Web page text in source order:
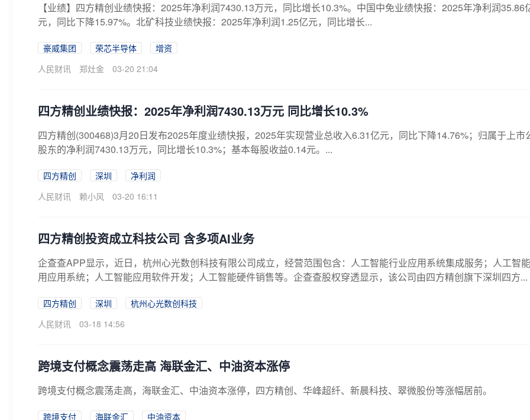
【业绩】四方精创业绩快报：2025年净利润7430.13万元，同比增长10.3%。中国中免业绩快报：2025年净利润35.86
元，同比下降15.97%。北矿科技业绩快报：2025年净利润1.25亿元，同比增长...
豪威集团 荣芯半导体
增资
人民财讯
郑灶金 03-20 21:04
四方精创业绩快报：2025年净利润7430.13万元 同比增长10.3%
四方精创(300468)3月20日发布2025年度业绩快报，2025年实现营业总收入6.31亿元，同比下降14.76%；归属于上市
股东的净利润7430.13万元，同比增长10.3%；基本每股收益0.14元。...
四方精创 深圳
净利润
人民财讯
赖小风 03-20 16:11
​四方精创投资成立科技公司 含多项AI业务
企查查APP显示，近日，杭州心光数创科技有限公司成立，经营范围包含：人工智能行业应用系统集成服务；人工智
用应用系统；人工智能应用软件开发；人工智能硬件销售等。企查查股权穿透显示，该公司由四方精创旗下深圳四方...
四方精创 深圳
杭州心光数创科技
人民财讯
03-18 14:56
跨境支付概念震荡走高 海联金汇、中油资本涨停
跨境支付概念震荡走高，海联金汇、中油资本涨停，四方精创、华峰超纤、新晨科技、翠微股份等涨幅居前。
跨境支付 海联金汇 中油资本